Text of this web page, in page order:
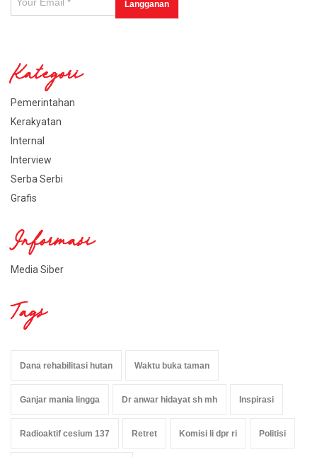
Kategori
Pemerintahan
Kerakyatan
Internal
Interview
Serba Serbi
Grafis
Informasi
Media Siber
Tags
Dana rehabilitasi hutan Waktu buka taman
Ganjar mania lingga Dr anwar hidayat sh mh Inspirasi
Radioaktif cesium 137 Retret Komisi li dpr ri Politisi